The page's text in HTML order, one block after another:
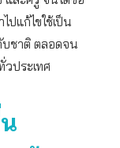
ปแก้ไขใช้เป็น
ชาติ ตลอดจน
ประเทศ